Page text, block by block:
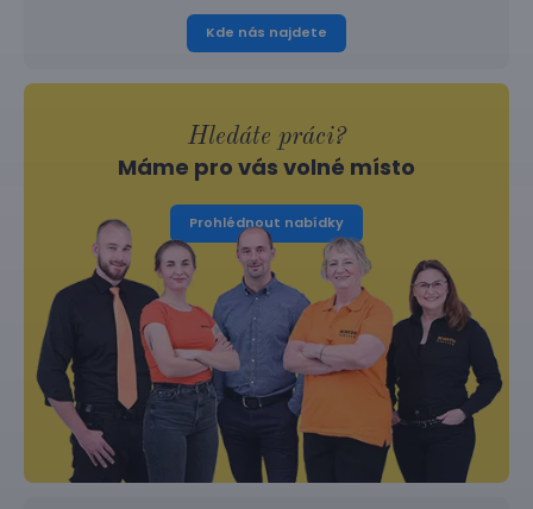
Kde nás najdete
Hledáte práci?
Máme pro vás volné místo
Prohlédnout nabídky